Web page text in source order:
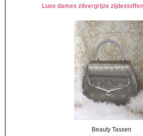
Luxe dames zilvergrijze
Beauty Tassen